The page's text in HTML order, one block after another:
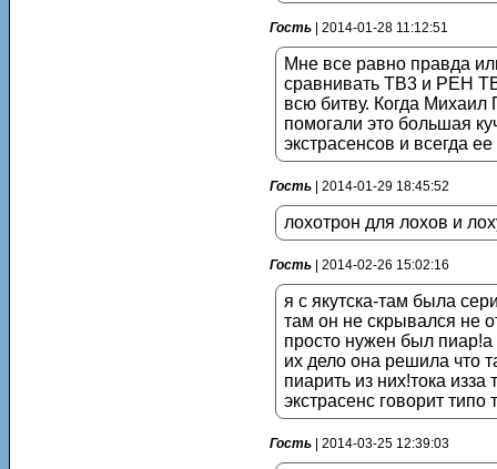
Гость | 2014-01-28 11:12:51
Мне все равно правда
сравнивать ТВ3 и РЕН
всю битву. Когда Михаил
помогали это большая
экстрасенсов и всегда
Гость | 2014-01-29 18:45:52
лохотрон для лохов и
Гость | 2014-02-26 15:02:16
я с якутска-там была
там он не скрывался не
просто нужен был пиар!а
их дело она решила что
пиарить из них!тока
экстрасенс говорит типо
Гость | 2014-03-25 12:39:03